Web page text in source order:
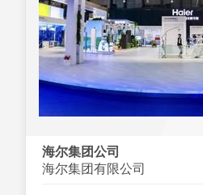
海尔集团公司
海尔集团有限公司